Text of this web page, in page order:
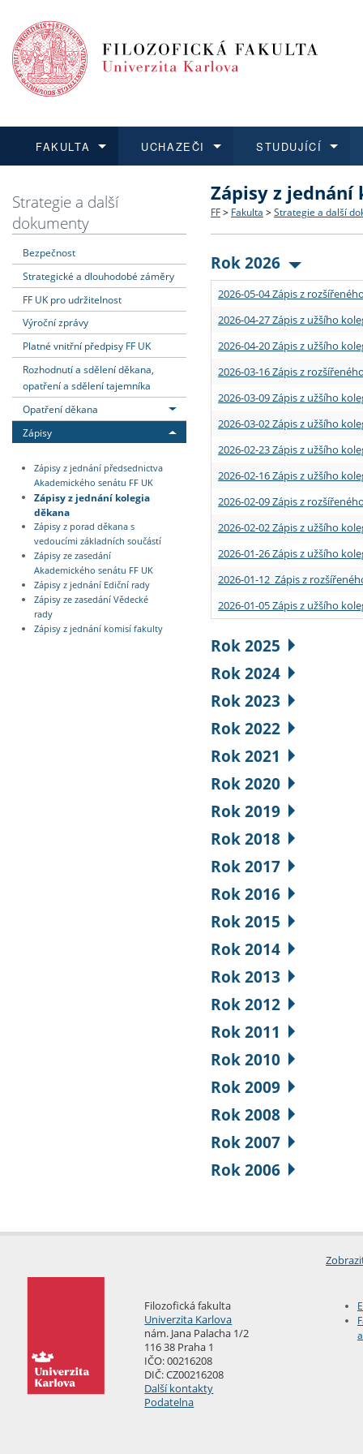
FAKULTA
Dozvědět se více
Struktura a historie
Strategie a další
Podpora a benefity pro
Absolventi fakulty
UCHAZEČI
Podat přihlášku
Co studovat a jak se
Učitelské studijní
Informace k průběhu
STUDUJÍCÍ
Dozvědět se více
Bakalářské a magisterské
Doktorské studium
Rigorózní řízení
Dozvědět se více
O vědě a výzkumu na FF
Akademické kvalifikace
Granty a projekty
Dozvědět se více
Aktuální nabídky a
Vyjíždějící studenti
Přijíždějící studenti
Vyjíždějící zaměstnanci
Strategie a další
dokumenty
Bezpečnost
Strategické a dlouhodobé záměry
FF UK pro udržitelnost
Výroční zprávy
Platné vnitřní předpisy FF UK
Rozhodnutí a sdělení děkana,
opatření a sdělení tajemníka
Opatření děkana
Zápisy
Zápisy z jednání předsednictva
Akademického senátu FF UK
Zápisy z jednání kolegia
děkana
Zápisy z porad děkana s
vedoucími základních součástí
Zápisy ze zasedání
Akademického senátu FF UK
Zápisy z jednání Ediční rady
Zápisy ze zasedání Vědecké
rady
Zápisy z jednání komisí fakulty
Zápisy z jednání
FF > Fakulta > Strategie a další
Rok 2026
2026-05-04 Zápis z
2026-04-27 Zápis z užšího
2026-04-20 Zápis z užšího
2026-03-16 Zápis z
2026-03-09 Zápis z užšího
2026-03-02 Zápis z užšího
2026-02-23 Zápis z užšího
2026-02-16 Zápis z užšího
2026-02-09 Zápis z
2026-02-02 Zápis z užšího
2026-01-26 Zápis z užšího
2026-01-12 Zápis z
2026-01-05 Zápis z užšího
Rok 2025
Rok 2024
Rok 2023
Rok 2022
Rok 2021
Rok 2020
Rok 2019
Rok 2018
Rok 2017
Rok 2016
Rok 2015
Rok 2014
Rok 2013
Rok 2012
Rok 2011
Rok 2010
Rok 2009
Rok 2008
Rok 2007
Rok 2006
Filozofická fakulta
Univerzita Karlova
nám. Jana Palacha 1/2
116 38 Praha 1
IČO: 00216208
DIČ: CZ00216208
Další kontakty
Podatelna